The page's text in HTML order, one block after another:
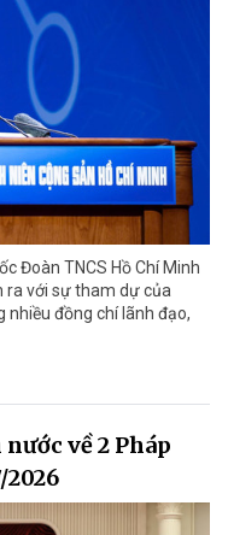
Đoàn TNCS Hồ Chí Minh
ra với sự tham dự của
nhiều đồng chí lãnh đạo,
về 2 Pháp
2026